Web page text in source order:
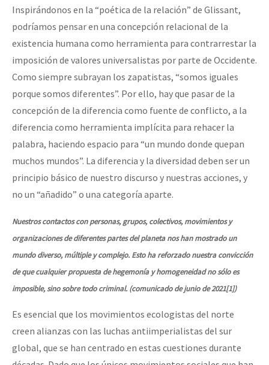
Inspirándonos en la “poética de la relación” de Glissant,
podríamos pensar en una concepción relacional de la
existencia humana como herramienta para contrarrestar la
imposición de valores universalistas por parte de Occidente.
Como siempre subrayan los zapatistas, “somos iguales
porque somos diferentes”. Por ello, hay que pasar de la
concepción de la diferencia como fuente de conflicto, a la
diferencia como herramienta implícita para rehacer la
palabra, haciendo espacio para “un mundo donde quepan
muchos mundos”. La diferencia y la diversidad deben ser un
principio básico de nuestro discurso y nuestras acciones, y
no un “añadido” o una categoría aparte.
Nuestros contactos con personas, grupos, colectivos, movimientos y
organizaciones de diferentes partes del planeta nos han mostrado un
mundo diverso, múltiple y complejo. Esto ha reforzado nuestra convicción
de que cualquier propuesta de hegemonía y homogeneidad no sólo es
imposible, sino sobre todo criminal. (comunicado de junio de 2021[1])
Es esencial que los movimientos ecologistas del norte
creen alianzas con las luchas antiimperialistas del sur
global, que se han centrado en estas cuestiones durante